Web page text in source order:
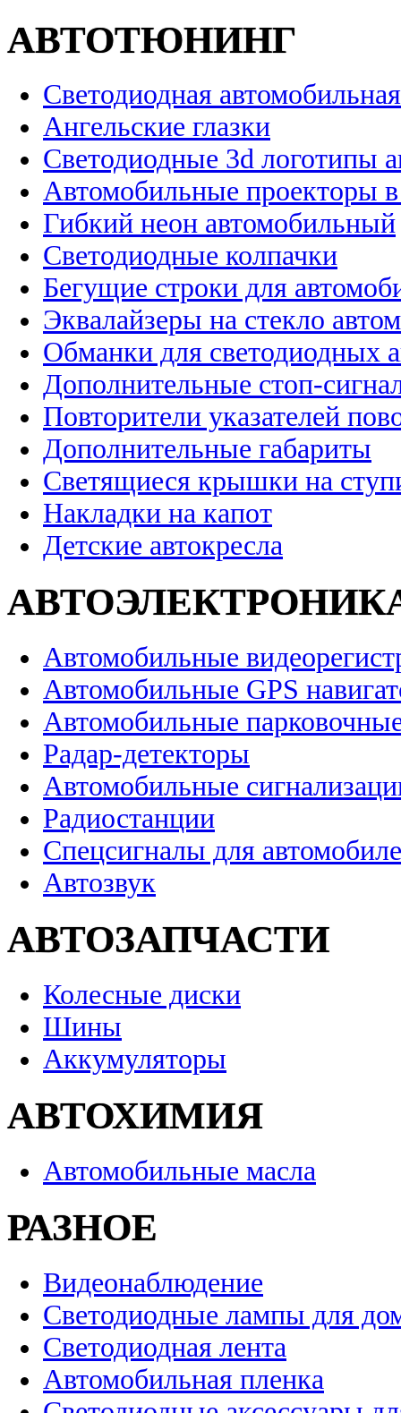
АВТОТЮНИНГ
Светодиодная
Ангельские глазки
Светодиодные 3d логотипы
Автомобильные проекторы
Гибкий неон автомобильный
Светодиодные колпачки
Бегущие строки для
Эквалайзеры на стекло
Обманки для светодиодных
Дополнительные стоп-
Повторители указателей
Дополнительные габариты
Светящиеся крышки на
Накладки на капот
Детские автокресла
Автомобильные
Автомобильные GPS
Автомобильные
Радар-детекторы
Автомобильные
Радиостанции
Спецсигналы для
Автозвук
АВТОЗАПЧАСТИ
Колесные диски
Шины
Аккумуляторы
АВТОХИМИЯ
Автомобильные масла
РАЗНОЕ
Видеонаблюдение
Светодиодные лампы для
Светодиодная лента
Автомобильная пленка